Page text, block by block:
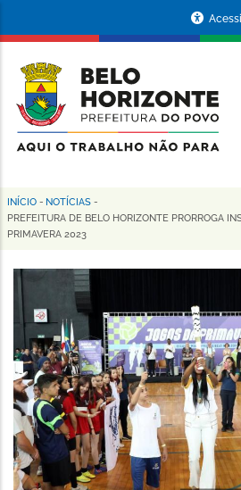
conteúdo
principal
da
Prefeitura
de
Horizonte
Trilha
de
navegação
INÍCIO - NOTÍCIAS -
PREFEITURA DE BELO HORIZONTE PRORROGA
PRIMAVERA 2023